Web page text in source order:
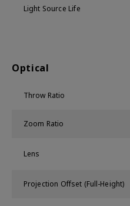
Light Source Life
Optical
Throw Ratio
Zoom Ratio
Lens
Projection Offset (Full-Height)